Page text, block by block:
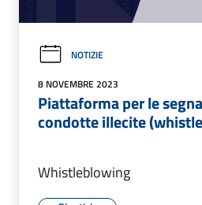
NOTIZIE
8 NOVEMBRE 2023
Piattaforma per le
condotte illecite
Whistleblowing